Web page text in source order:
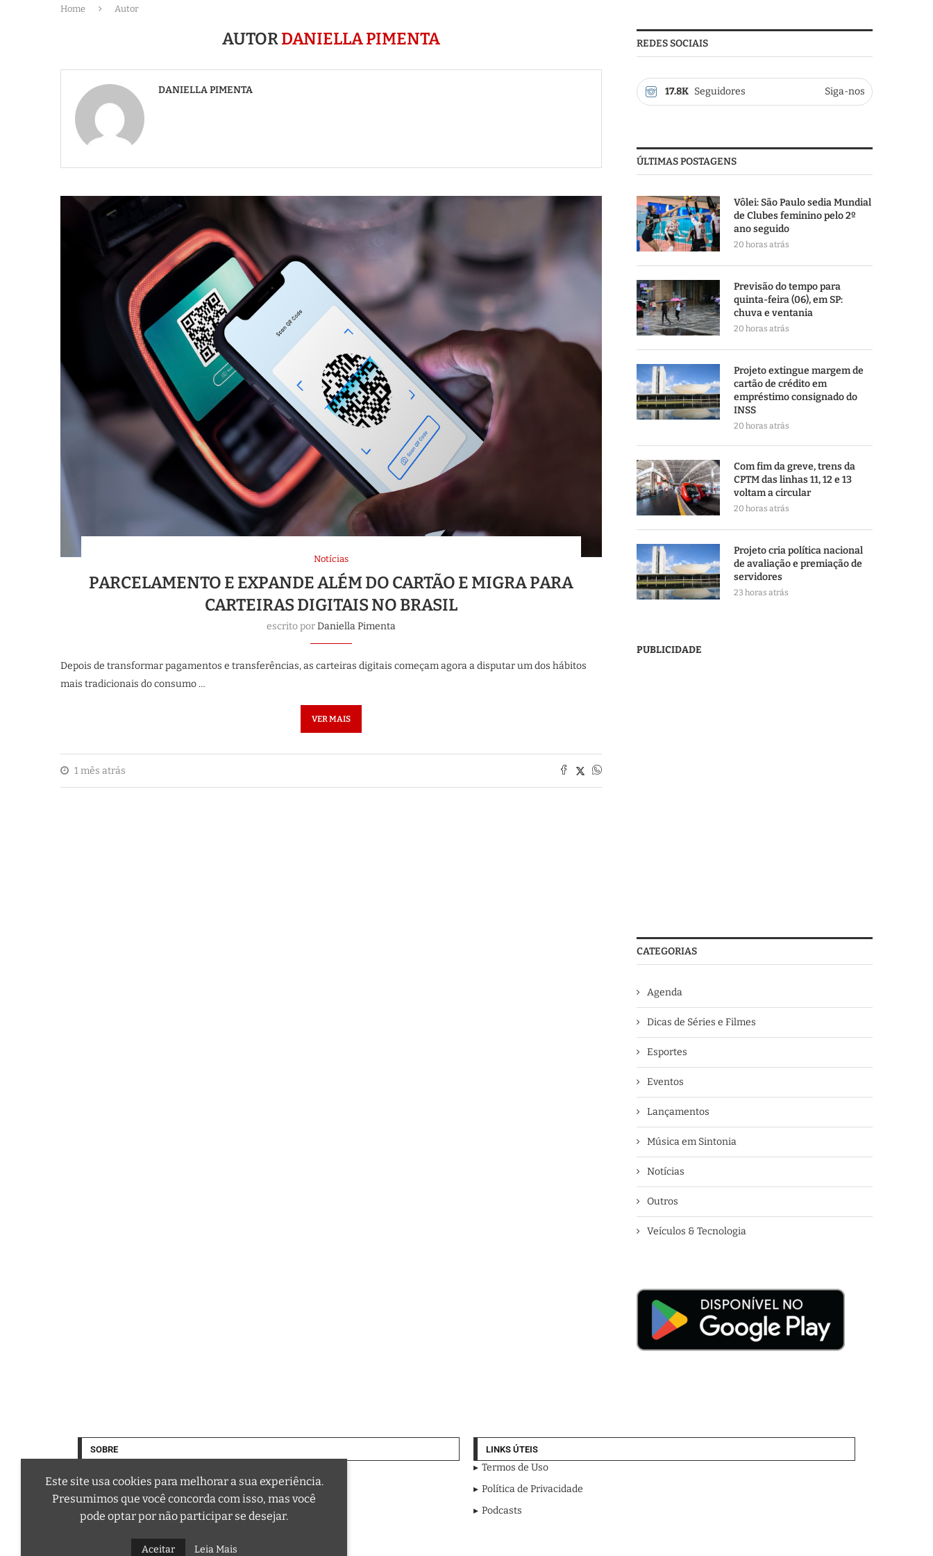
Home Autor
AUTORDANIELLA PIMENTA
DANIELLA PIMENTA
Notícias
PARCELAMENTO E EXPANDE ALÉM DO CARTÃO E MIGRA PARA
CARTEIRAS DIGITAIS NO BRASIL
escrito porDaniella Pimenta
Depois de transformar pagamentos e transferências, as carteiras digitais começam agora a disputar um dos hábitos
mais tradicionais do consumo …
VER MAIS
1 mês atrás
REDES SOCIAIS
17.8K Seguidores Siga-nos
ÚLTIMAS POSTAGENS
Vôlei: São Paulo sedia Mundial
de Clubes feminino pelo 2º
ano seguido
20 horas atrás
Previsão do tempo para
quinta-feira (06), em SP:
chuva e ventania
20 horas atrás
Projeto extingue margem de
cartão de crédito em
empréstimo consignado do
INSS
20 horas atrás
Com fim da greve, trens da
CPTM das linhas 11, 12 e 13
voltam a circular
20 horas atrás
Projeto cria política nacional
de avaliação e premiação de
servidores
23 horas atrás
PUBLICIDADE
CATEGORIAS
Agenda
Dicas de Séries e Filmes
Esportes
Eventos
Lançamentos
Música em Sintonia
Notícias
Outros
Veículos & Tecnologia
SOBRE
A trilha sonora da sua vida
Email: contato@curtafm.com
LINKS ÚTEIS
Termos de Uso
Política de Privacidade
Podcasts
Este site usa cookies para melhorar a sua experiência.
Presumimos que você concorda com isso, mas você
pode optar por não participar se desejar.
Aceitar Leia Mais